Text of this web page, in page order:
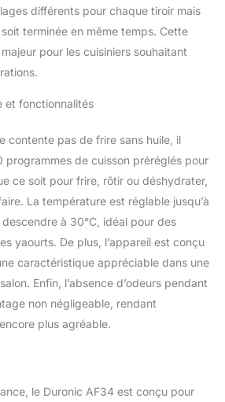
par exemple réchauffer
des aliments froids, faire
poulet, ou des gâteaux,
ou encore déshydrater
à air a également deux
Sync Cook qui vous
permet de faire
correspondre le même
réglage aux deux tiroirs
et la fonction Sync Finish
qui vous permet de
cuisiner sur deux
réglages programmés
pour que les deux se
terminent en même
temps. Dans chaque
tiroir, vous pouvez cuire
par exemple cuire votre
différents pour chaque tiroir mais
terminée en même temps. Cette
pour les cuisiniers souhaitant
et fonctionnalités
contente pas de frire sans huile, il
programmes de cuisson préréglés pour
ce soit pour frire, rôtir ou déshydrater,
La température est réglable jusqu’à
à 30°C, idéal pour des
yaourts. De plus, l’appareil est conçu
caractéristique appréciable dans une
Enfin, l’absence d’odeurs pendant
non négligeable, rendant
plus agréable.
le Duronic AF34 est conçu pour